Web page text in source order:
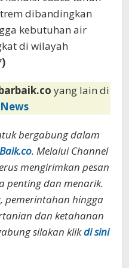
dibandingkan
kebutuhan air
di wilayah
yang lain di
bergabung dalam
. Melalui Channel
mengirimkan pesan
penting dan menarik.
pemerintahan hingga
dan ketahanan
silakan klikdi sini